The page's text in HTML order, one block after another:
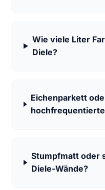
Wie viele Liter
Diele?
Eichenparkett
Stumpfmatt oder
Diele-Wände?